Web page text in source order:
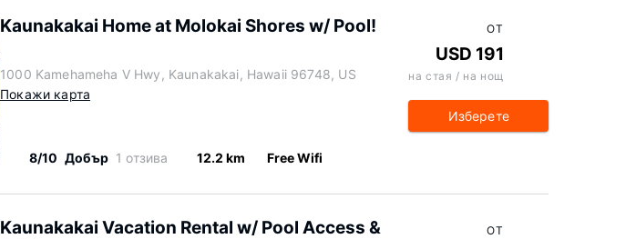
Kaunakakai Home at Molokai Shores w/ Pool!
1000 Kamehameha V Hwy, Kaunakakai, Hawaii 96748, US
Покажи карта
8/10 Добър 1 отзива 12.2 km Free Wifi
ОТ
USD 191
на стая / на нощ
Изберете
Kaunakakai Vacation Rental w/ Pool Access &
ОТ